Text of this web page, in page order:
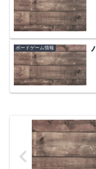
ボードゲーム情報